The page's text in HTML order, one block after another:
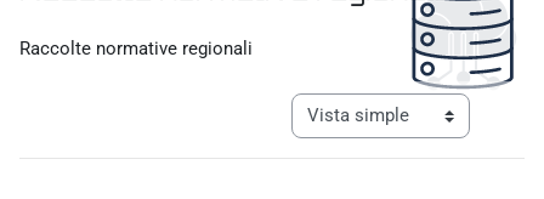
Raccolte normative regionali
Ver modo de navegación